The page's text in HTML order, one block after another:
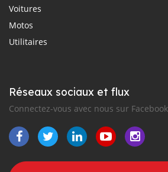
Voitures
Motos
Utilitaires
Réseaux sociaux et flux
Connectez-vous avec nous sur